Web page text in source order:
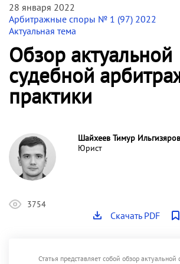
28 января 2022
Арбитражные споры № 1 (97) 2022
Актуальная тема
Обзор актуальной
судебной
практики
Шайхеев Тимур
Юрист
3754
Скачать PDF
Статья представляет собой обзор